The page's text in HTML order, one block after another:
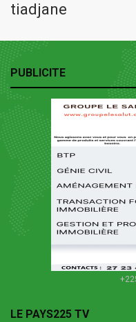
tiadjane
PUBLICITE
LE PAYS225 TV